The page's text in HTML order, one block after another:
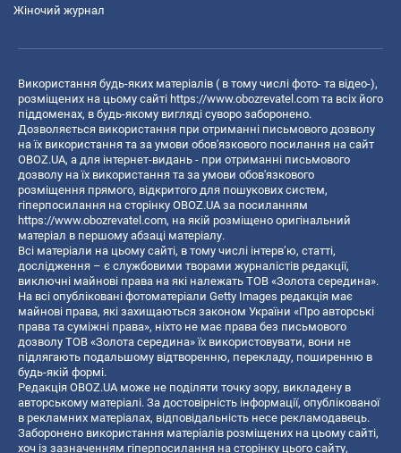
Жіночий журнал
Використання будь-яких матеріалів ( в тому числі фото- та відео-),
розміщених на цьому сайті https://www.obozrevatel.com та всіх його
піддоменах, в будь-якому вигляді суворо заборонено.
Дозволяється використання при отриманні письмового дозволу
на їх використання та за умови обов'язкового посилання на сайт
OBOZ.UA, а для інтернет-видань - при отриманні письмового
дозволу на їх використання та за умови обов'язкового
розміщення прямого, відкритого для пошукових систем,
гіперпосилання на сторінку OBOZ.UA за посиланням
https://www.obozrevatel.com, на якій розміщено оригінальний
матеріал в першому абзаці матеріалу.
Всі матеріали на цьому сайті, в тому числі інтерв’ю, статті,
дослідження – є службовими творами журналістів редакції,
виключні майнові права на які належать ТОВ «Золота середина».
На всі опубліковані фотоматеріали Getty Images редакція має
майнові права, які захищаються законом України «Про авторські
права та суміжні права», ніхто не має права без письмового
дозволу ТОВ «Золота середина» їх використовувати, вони не
підлягають подальшому відтворенню, перекладу, поширенню в
будь-якій формі.
Редакція OBOZ.UA може не поділяти точку зору, викладену в
авторському матеріалі. За достовірність інформації, опублікованої
в рекламних матеріалах, відповідальність несе рекламодавець.
Заборонено використання матеріалів розміщених на цьому сайті,
хоч із зазначенням гіперпосилання на сторінку цього сайту,